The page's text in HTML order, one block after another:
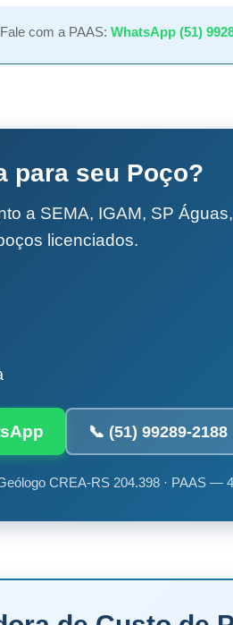
Fale com a PAAS: WhatsApp (51)
para seu Poço?
a SEMA, IGAM, SP
licenciados.
📞 (51) 99289-2188
CREA-RS 204.398 · PAAS —